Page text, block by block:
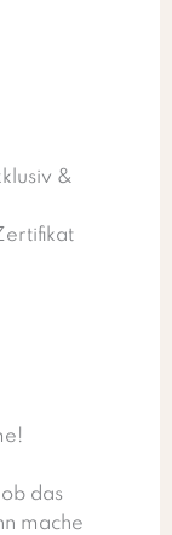
&
das
mache